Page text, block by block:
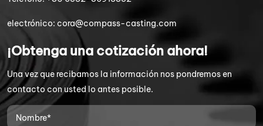
electrónico: cora@compass-casting.com
¡Obtenga una cotización ahora!
Una vez que recibamos la información nos pondremos en
contacto con usted lo antes posible.